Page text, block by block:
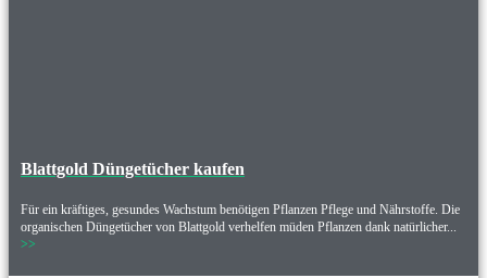
Blattgold Düngetücher kaufen
Für ein kräftiges, gesundes Wachstum benötigen Pflanzen Pflege und Nährstoffe. Die
organischen Düngetücher von Blattgold verhelfen müden Pflanzen dank natürlicher...
>>